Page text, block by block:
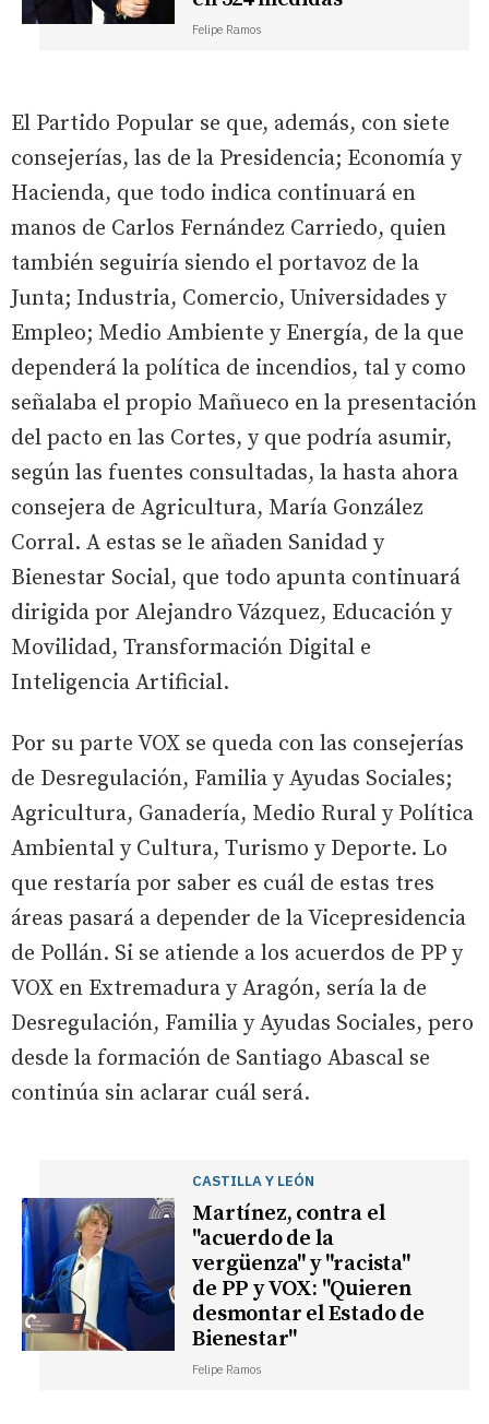
Felipe Ramos
El Partido Popular se que, además, con siete
consejerías, las de la Presidencia; Economía y
Hacienda, que todo indica continuará en
manos de Carlos Fernández Carriedo, quien
también seguiría siendo el portavoz de la
Junta; Industria, Comercio, Universidades y
Empleo; Medio Ambiente y Energía, de la que
dependerá la política de incendios, tal y como
señalaba el propio Mañueco en la presentación
del pacto en las Cortes, y que podría asumir,
según las fuentes consultadas, la hasta ahora
consejera de Agricultura, María González
Corral. A estas se le añaden Sanidad y
Bienestar Social, que todo apunta continuará
dirigida por Alejandro Vázquez, Educación y
Movilidad, Transformación Digital e
Inteligencia Artificial.
Por su parte VOX se queda con las consejerías
de Desregulación, Familia y Ayudas Sociales;
Agricultura, Ganadería, Medio Rural y Política
Ambiental y Cultura, Turismo y Deporte. Lo
que restaría por saber es cuál de estas tres
áreas pasará a depender de la Vicepresidencia
de Pollán. Si se atiende a los acuerdos de PP y
VOX en Extremadura y Aragón, sería la de
Desregulación, Familia y Ayudas Sociales, pero
desde la formación de Santiago Abascal se
continúa sin aclarar cuál será.
CASTILLA Y LEÓN
Martínez, contra el
"acuerdo de la
vergüenza" y "racista"
de PP y VOX: "Quieren
desmontar el Estado de
Bienestar"
Felipe Ramos